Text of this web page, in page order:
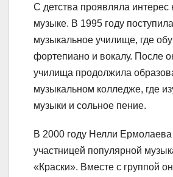
С детства проявляла интерес
музыке. В 1995 году
музыкальное училище, где
фортепиано и вокалу. После
училища продолжила
музыкальном колледже, где
музыки и сольное пение.
В 2000 году Нелли Ермолаева
участницей популярной
«Краски». Вместе с группой